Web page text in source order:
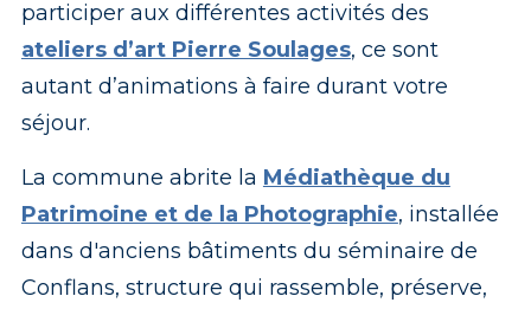
participer aux différentes activités des
ateliers d’art Pierre Soulages, ce sont
autant d’animations à faire durant votre
séjour.
La commune abrite la Médiathèque du
Patrimoine et de la Photographie, installée
dans d'anciens bâtiments du séminaire de
Conflans, structure qui rassemble, préserve,